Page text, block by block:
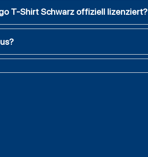
T-Shirt Schwarz offiziell lizenziert?